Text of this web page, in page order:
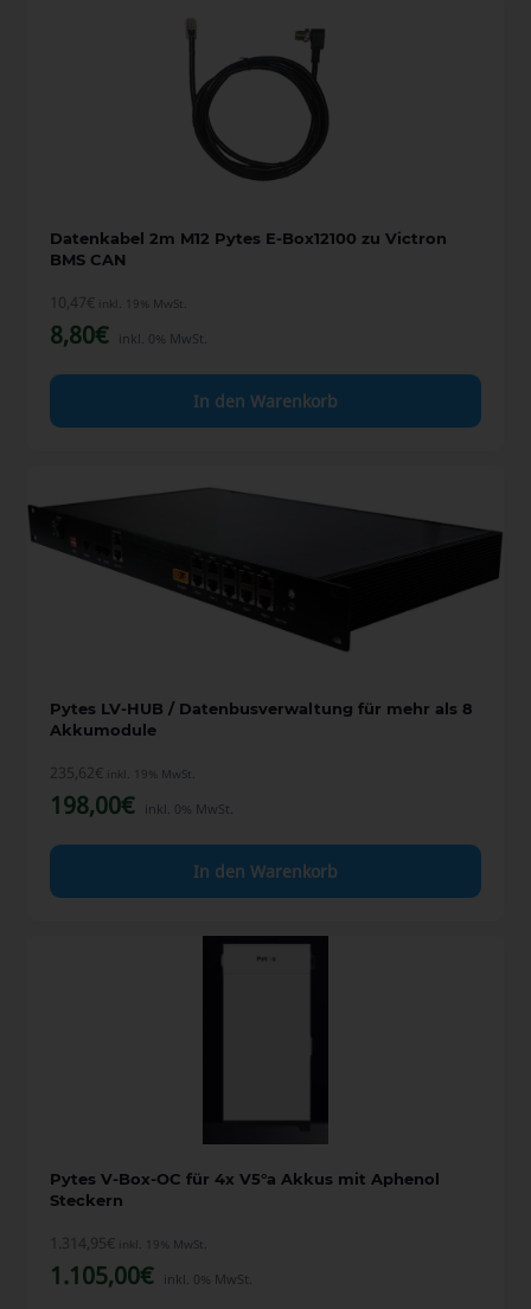
Datenkabel 2m M12 Pytes E-Box12100 zu Victron
BMS CAN
10,47€ inkl. 19% MwSt.
8,80€ inkl. 0% MwSt.
In den Warenkorb
Pytes LV-HUB / Datenbusverwaltung für mehr als 8
Akkumodule
235,62€ inkl. 19% MwSt.
198,00€ inkl. 0% MwSt.
In den Warenkorb
Pytes V-Box-OC für 4x V5°a Akkus mit Aphenol
Steckern
1.314,95€ inkl. 19% MwSt.
1.105,00€ inkl. 0% MwSt.